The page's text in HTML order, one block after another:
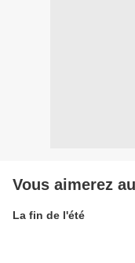
Vous aimerez
La fin de l'été